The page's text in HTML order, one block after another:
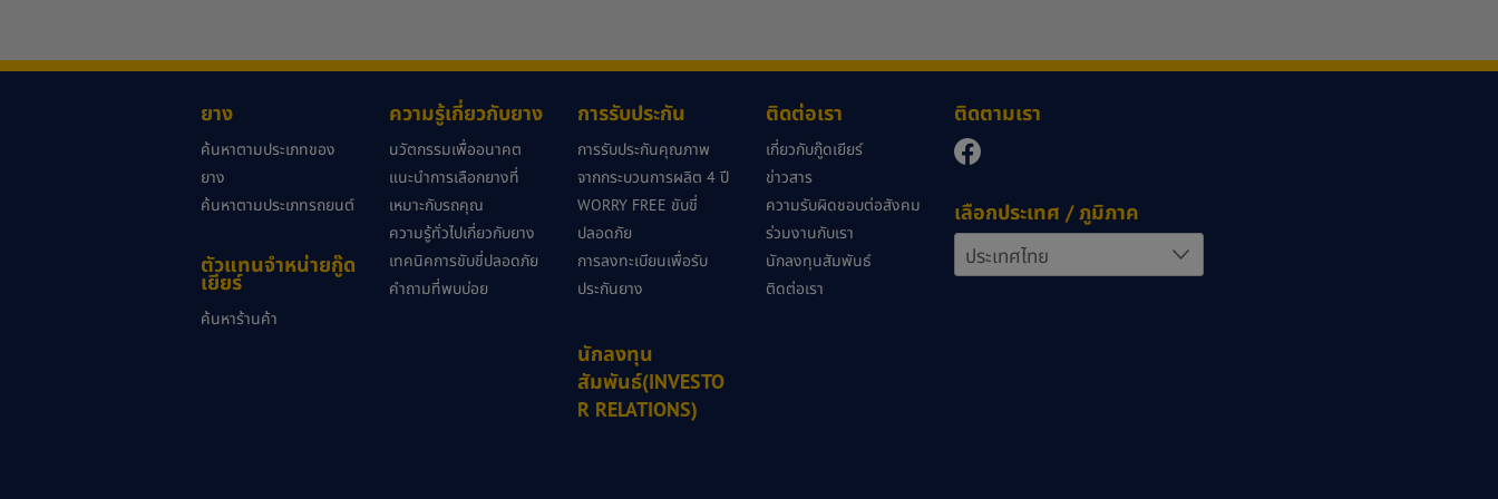
ยาง
ค้นหาตามประเภทของ
ยาง
ค้นหาตามประเภทรถยนต์
ตัวแทนจำหน่ายกู๊ด
เยียร์
ค้นหาร้านค้า
ความรู้เกี่ยวกับยาง
นวัตกรรมเพื่ออนาคต
แนะนำการเลือกยางที่
เหมาะกับรถคุณ
ความรู้ทั่วไปเกี่ยวกับยาง
เทคนิคการขับขี่ปลอดภัย
คำถามที่พบบ่อย
การรับประกัน
การรับประกันคุณภาพ
จากกระบวนการผลิต 4 ปี
WORRY FREE ขับขี่
ปลอดภัย
การลงทะเบียนเพื่อรับ
ประกันยาง
นักลงทุน
สัมพันธ์(INVESTO
R RELATIONS)
ติดต่อเรา
เกี่ยวกับกู๊ดเยียร์
ข่าวสาร
ความรับผิดชอบต่อสังคม
ร่วมงานกับเรา
นักลงทุนสัมพันธ์
ติดต่อเรา
ติดตามเรา
เลือกประเทศ / ภูมิภาค